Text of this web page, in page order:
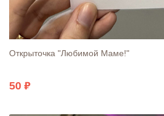
Открыточка "Любимой Маме!"
50